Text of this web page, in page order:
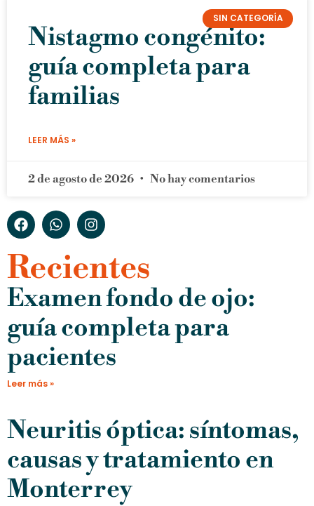
SIN CATEGORÍA
Nistagmo congénito:
guía completa para
familias
LEER MÁS »
2 de agosto de 2026 No hay comentarios
Recientes
Examen fondo de ojo:
guía completa para
pacientes
Leer más »
Neuritis óptica: síntomas,
causas y tratamiento en
Monterrey